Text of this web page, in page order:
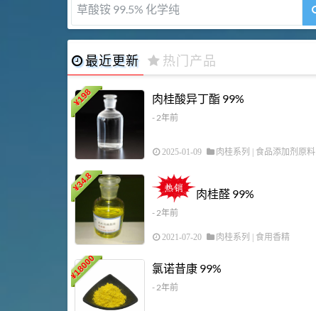
草酸铵 99.5% 化学纯
最近更新 热门产品
¥
198 肉桂酸异丁酯 99%
- 2年前
2025-01-09 肉桂系列 食品添加剂原料
¥
34.8
肉桂醛 99%
- 2年前
2021-07-20 肉桂系列 | 食用香精
¥
18000 氯诺昔康 99%
- 2年前